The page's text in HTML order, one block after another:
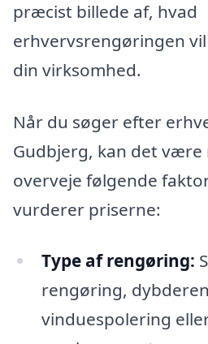
præcist billede af, hvad
erhvervsrengøringen
din virksomhed.
Når du søger efter
Gudbjerg, kan det
overveje følgende
vurderer priserne:
Type af rengøring:
rengøring,
vinduespolering